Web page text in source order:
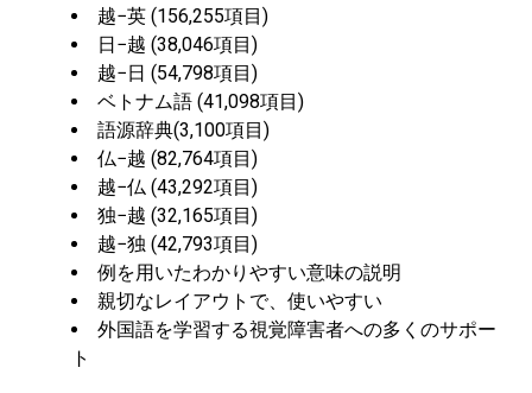
越−英 (156,255項目)
日−越 (38,046項目)
越−日 (54,798項目)
ベトナム語 (41,098項目)
語源辞典(3,100項目)
仏−越 (82,764項目)
越−仏 (43,292項目)
独−越 (32,165項目)
越−独 (42,793項目)
例を用いたわかりやすい意味の説明
親切なレイアウトで、使いやすい
外国語を学習する視覚障害者への多くのサポー
ト